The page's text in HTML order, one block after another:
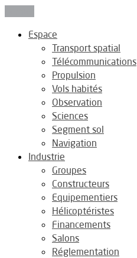
Espace
Transport spatial
Télécommunications
Propulsion
Vols habités
Observation
Sciences
Segment sol
Navigation
Industrie
Groupes
Constructeurs
Equipementiers
Hélicoptéristes
Financements
Salons
Réglementation